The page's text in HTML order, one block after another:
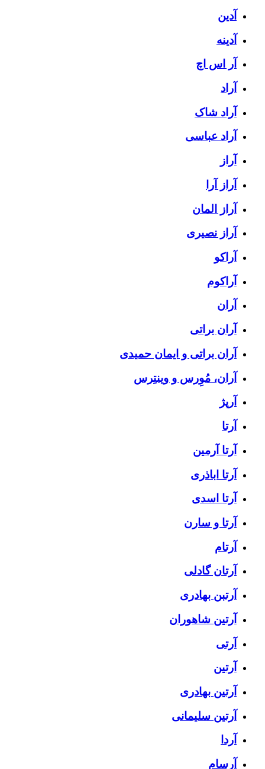
آدین
آدینه
آر اس اچ
آراد
آراد شاک
آراد عباسی
آراز
آراز آرا
آراز المان
آراز نصیری
آراکو
آراکوم
آران
آران براتی
آران براتی و ایمان حمیدی
آران، مُوِرس و وینتِرس
آرپژ
آرتا
آرتا آرمین
آرتا اباذری
آرتا اسدی
آرتا و سارن
آرتام
آرتان گادلی
آرتبن بهادری
آرتين شاهوران
آرتی
آرتین
آرتین بهادری
آرتین سلیمانی
آردا
آرسام